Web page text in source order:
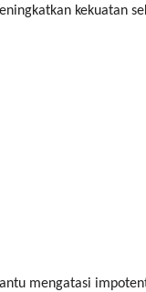
kekuatan
mengatasi